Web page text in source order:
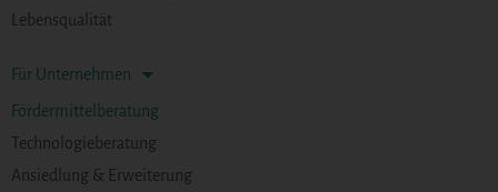
Lebensqualität
Für Unternehmen
Fördermittelberatung
Technologieberatung
Ansiedlung & Erweiterung